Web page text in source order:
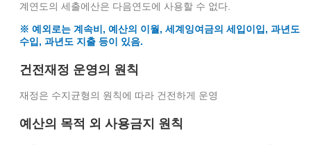
계연도의 세출에산은 다음연도에 사용할 수 없다.
※ 예외로는 계속비, 예산의 이월, 세계잉여금의 세입이입, 과년도
수입, 과년도 지출 등이 있음.
건전재정 운영의 원칙
재정은 수지균형의 원칙에 따라 건전하게 운영
예산의 목적 외 사용금지 원칙